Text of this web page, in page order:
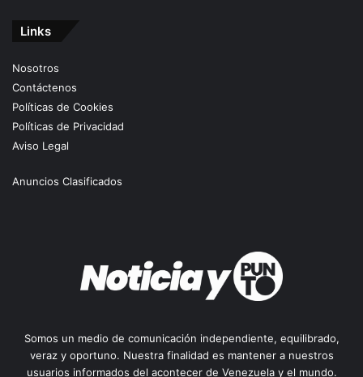
Links
Nosotros
Contáctenos
Políticas de Cookies
Políticas de Privacidad
Aviso Legal
Anuncios Clasificados
Somos un medio de comunicación independiente, equilibrado,
veraz y oportuno. Nuestra finalidad es mantener a nuestros
usuarios informados del acontecer de Venezuela y el mundo.